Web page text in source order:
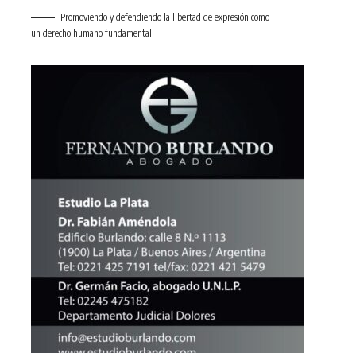
Promoviendo y defendiendo la libertad de expresión como
un derecho humano fundamental.